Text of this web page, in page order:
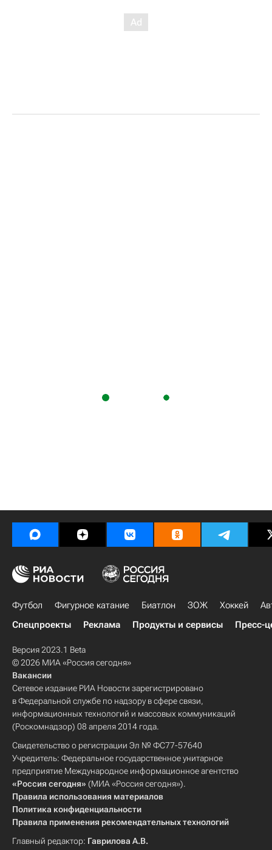
Футбол Фигурное катание Биатлон ЗОЖ Хоккей
Спецпроекты
Реклама Продукты и сервисы Пресс-
Версия 2023.1 Beta
© 2026 МИА «Россия сегодня»
Вакансии
Сетевое издание РИА Новости зарегистрировано
в Федеральной службе по надзору в сфере связи,
информационных технологий и массовых коммуникаций
(Роскомнадзор) 08 апреля 2014 года.
Свидетельство о регистрации Эл № ФС77-57640
Учредитель: Федеральное государственное унитарное
предприятие Международное информационное агентство
«Россия сегодня» (МИА «Россия сегодня»).
Правила использования материалов
Политика конфиденциальности
Правила применения рекомендательных технологий
Главный редактор: Гаврилова А.В.